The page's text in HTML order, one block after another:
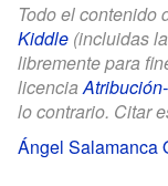
Todo el contenido
Kiddle (incluidas
libremente para
licencia
lo contrario. Citar
Ángel Salamanca